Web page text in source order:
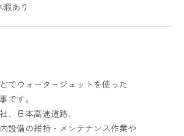
あり
でウォータージェットを使った
です。
、日本高速道路、
設備の維持・メンテナンス作業や